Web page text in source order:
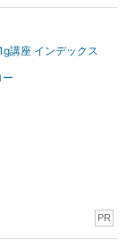
管理ワ
講座 インデックス
PR